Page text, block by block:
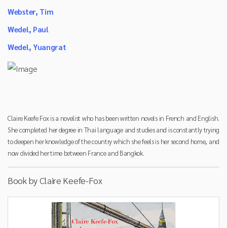
Webster, Tim
Wedel, Paul
Wedel, Yuangrat
Claire Keefe Fox is a novelist who has been written novels in French and English.
She completed her degree in Thai language and studies and is constantly trying
to deepen her knowledge of the country which she feels is her second home, and
now divided her time between France and Bangkok.
Book by Claire Keefe-Fox